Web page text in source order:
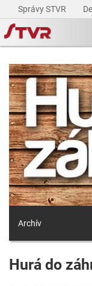
Správy STVR
Archív
Hurá do